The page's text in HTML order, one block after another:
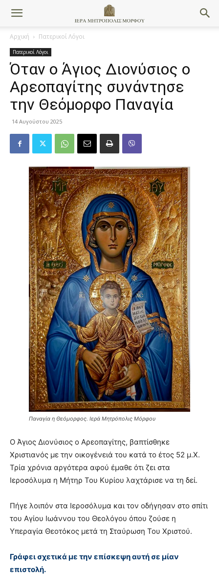
Αρχική Πατερικοί Λόγοι
Πατερικοί Λόγοι
Όταν ο Άγιος Διονύσιος ο
Αρεοπαγίτης συνάντησε
την Θεόμορφο Παναγία
14 Αυγούστου 2025
Παναγία η Θεόμορφος. Ιερά Μητρόπολις Μόρφου
Ο Άγιος Διονύσιος ο Αρεοπαγίτης, βαπτίσθηκε
Χριστιανός με την οικογένειά του κατά το έτος 52 μ.Χ.
Τρία χρόνια αργότερα αφού έμαθε ότι ζει στα
Ιεροσόλυμα η Μήτηρ Του Κυρίου λαχτάρισε να τη δεί.
Πήγε λοιπόν στα Ιεροσόλυμα και τον οδήγησαν στο σπίτι
του Αγίου Ιωάννου του Θεολόγου όπου ζούσε η
Υπεραγία Θεοτόκος μετά τη Σταύρωση Του Χριστού.
Γράφει σχετικά με την επίσκεψη αυτή σε μίαν
επιστολή.